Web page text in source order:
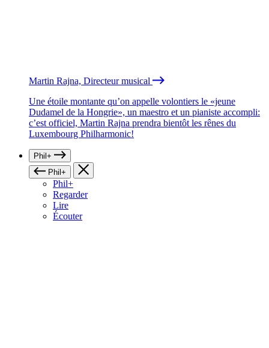
Martin Rajna, Directeur musical
Une étoile montante qu’on appelle volontiers le «jeune
Dudamel de la Hongrie», un maestro et un pianiste accompli:
c’est officiel, Martin Rajna prendra bientôt les rênes du
Luxembourg Philharmonic!
Phil+
Phil+
Phil+
Regarder
Lire
Écouter